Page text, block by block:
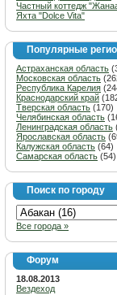
Частный коттедж
Яхта "Dolce Vita"
Популярные
Астраханская область
Московская область
Республика Карелия
Краснодарский край
Тверская область (170)
Челябинская область
Ленинградская область
Ярославская область
Калужская область (64)
Самарская область (54)
Поиск по городу
Все города »
Форум
18.08.2013
Вездеход